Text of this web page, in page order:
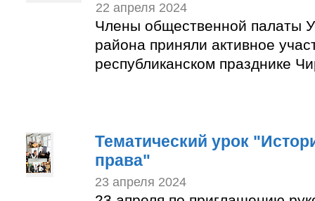
22 апреля 2024
Члены общественной палаты
района приняли активное
республиканском празднике
Тематический урок
права"
23 апреля 2024